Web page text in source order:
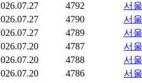
4792
서
4790
서
4789
서
4787
서
4788
서
4786
서